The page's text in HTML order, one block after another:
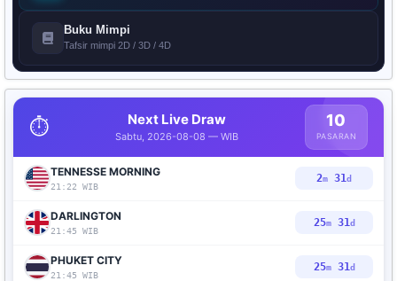
Buku Mimpi
Tafsir mimpi 2D / 3D / 4D
⏱️ Next Live Draw
Sabtu, 2026-08-08 — WIB
10
PASARAN
TENNESSE MORNING
21:22 WIB
2m 30d
DARLINGTON
21:45 WIB
25m30d
PHUKET CITY
21:45 WIB
25m30d